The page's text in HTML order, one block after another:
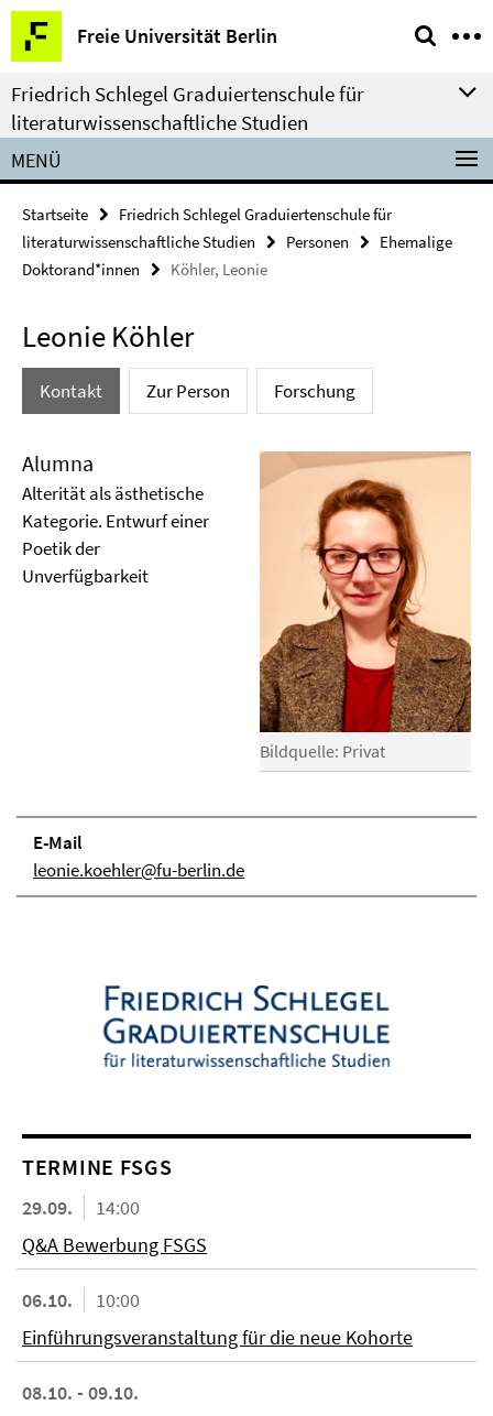
Springe
direkt
zu
Inhalt
Freie Universität Berlin
Service-
Navigation
Friedrich Schlegel Graduiertenschule für
literaturwissenschaftliche Studien
MENÜ
Startseite
Friedrich Schlegel Graduiertenschule für
literaturwissenschaftliche Studien
Personen
Ehemalige
Doktorand*innen
Köhler, Leonie
Leonie Köhler
Kontakt Zur Person Forschung
Bildquelle: Privat
Alumna
Alterität als ästhetische
Kategorie. Entwurf einer
Poetik der
Unverfügbarkeit
E-Mail
leonie.koehler@fu-berlin.de
TERMINE FSGS
29.09.
14:00
Q&A Bewerbung FSGS
06.10.
10:00
Einführungsveranstaltung für die neue Kohorte
08.10. - 09.10.